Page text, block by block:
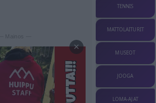
— Mainos —
×
TENNIS
MATTOLAITURIT
MUSEOT
JOOGA
LOMA-AJAT